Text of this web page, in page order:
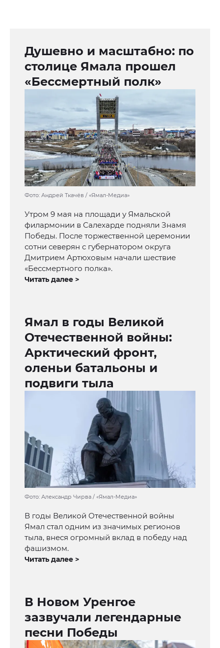
Душевно и масштабно: по
столице Ямала прошел
«Бессмертный полк»
Фото: Андрей Ткачёв / «Ямал-Медиа»
Утром 9 мая на площади у Ямальской
филармонии в Салехарде подняли Знамя
Победы. После торжественной церемонии
сотни северян с губернатором округа
Дмитрием Артюховым начали шествие
«Бессмертного полка».
Читать далее >
Ямал в годы Великой
Отечественной войны:
Арктический фронт,
оленьи батальоны и
подвиги тыла
Фото: Александр Чирва / «Ямал-Медиа»
В годы Великой Отечественной войны
Ямал стал одним из значимых регионов
тыла, внеся огромный вклад в победу над
фашизмом.
Читать далее >
В Новом Уренгое
зазвучали легендарные
песни Победы